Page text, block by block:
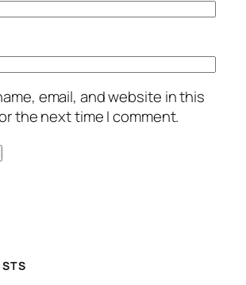
email, and website in this
the next time I comment.